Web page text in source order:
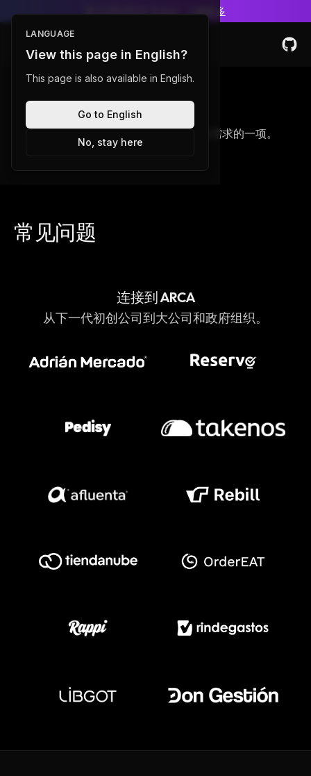
了解更多
Toggle Menu
定价
查看我们的定价计划并选择最适合您需求的一项。
常见问题
连接到 ARCA
从下一代初创公司到大公司和政府组织。
LANGUAGE
View this page in English?
This page is also available in English.
No, stay here
Go to English